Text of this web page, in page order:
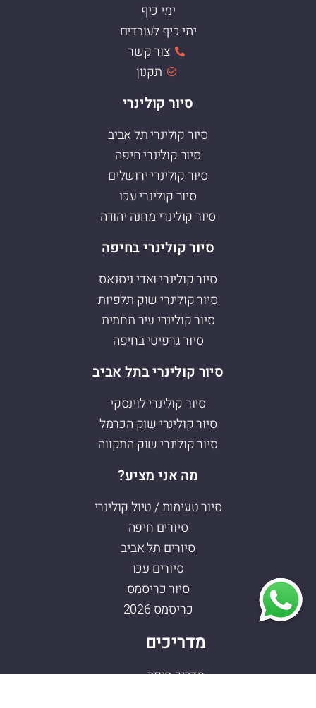
ימי כיף
ימי כיף לעובדים
צור קשר
תקנון
סיור קולינרי
סיור קולינרי תל אביב
סיור קולינרי חיפה
סיור קולינרי ירושלים
סיור קולינרי עכו
סיור קולינרי מחנה יהודה
סיור קולינרי בחיפה
סיור קולינרי ואדי ניסנאס
סיור קולינרי שוק תלפיות
סיור קולינרי עיר תחתית
סיור גרפיטי בחיפה
סיור קולינרי בתל אביב
סיור קולינרי לוינסקי
סיור קולינרי שוק הכרמל
סיור קולינרי שוק התקווה
מה אני מציע?
סיור טעימות / טיול קולינרי
סיורים חיפה
סיורים תל אביב
סיורים עכו
סיור כריסמס
כריסמס 2026
מדריכים
מדריך חיפה